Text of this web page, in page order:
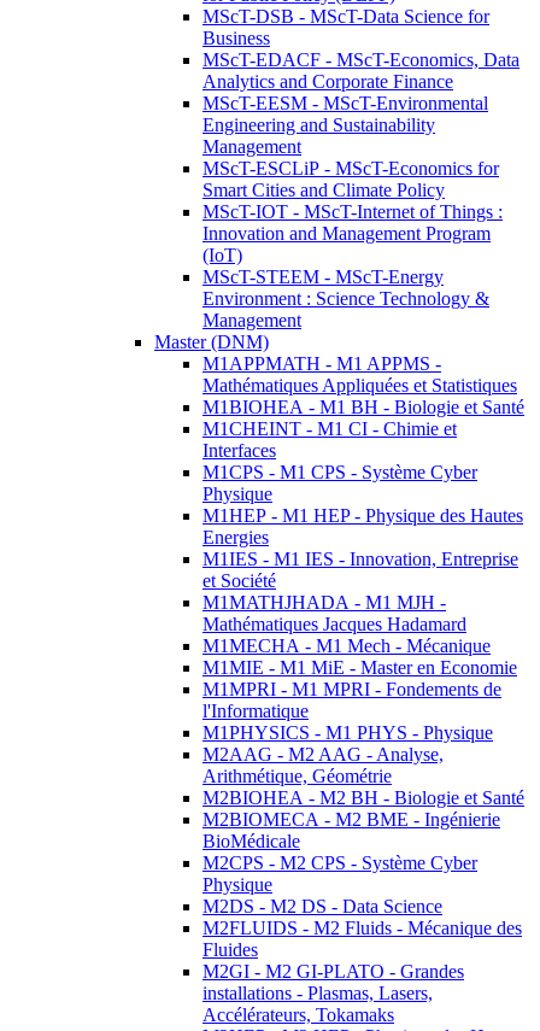
MScT-DSB - MScT-Data Science for
Business
MScT-EDACF - MScT-Economics, Data
Analytics and Corporate Finance
MScT-EESM - MScT-Environmental
Engineering and Sustainability
Management
MScT-ESCLiP - MScT-Economics for
Smart Cities and Climate Policy
MScT-IOT - MScT-Internet of Things :
Innovation and Management Program
(IoT)
MScT-STEEM - MScT-Energy
Environment : Science Technology &
Management
Master (DNM)
M1APPMATH - M1 APPMS -
Mathématiques Appliquées et Statistiques
M1BIOHEA - M1 BH - Biologie et Santé
M1CHEINT - M1 CI - Chimie et
Interfaces
M1CPS - M1 CPS - Système Cyber
Physique
M1HEP - M1 HEP - Physique des Hautes
Energies
M1IES - M1 IES - Innovation, Entreprise
et Société
M1MATHJHADA - M1 MJH -
Mathématiques Jacques Hadamard
M1MECHA - M1 Mech - Mécanique
M1MIE - M1 MiE - Master en Economie
M1MPRI - M1 MPRI - Fondements de
l'Informatique
M1PHYSICS - M1 PHYS - Physique
M2AAG - M2 AAG - Analyse,
Arithmétique, Géométrie
M2BIOHEA - M2 BH - Biologie et Santé
M2BIOMECA - M2 BME - Ingénierie
BioMédicale
M2CPS - M2 CPS - Système Cyber
Physique
M2DS - M2 DS - Data Science
M2FLUIDS - M2 Fluids - Mécanique des
Fluides
M2GI - M2 GI-PLATO - Grandes
installations - Plasmas, Lasers,
Accélérateurs, Tokamaks